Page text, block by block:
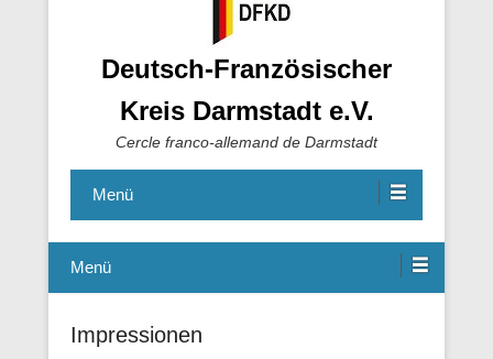
Deutsch-Französischer
Kreis Darmstadt e.V.
Cercle franco-allemand de Darmstadt
Menü
Menü
Impressionen